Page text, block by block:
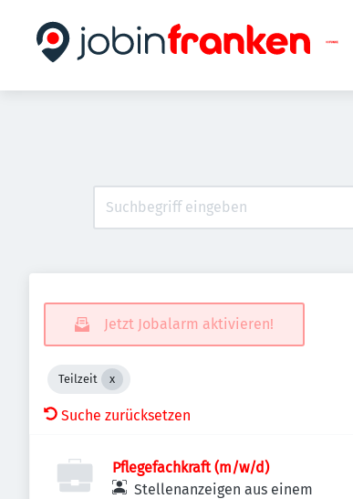
Jetzt Jobalarm aktivieren!
Teilzeit
Suche zurücksetzen
Pflegefachkraft (m/w/d)
Stellenanzeigen aus einem